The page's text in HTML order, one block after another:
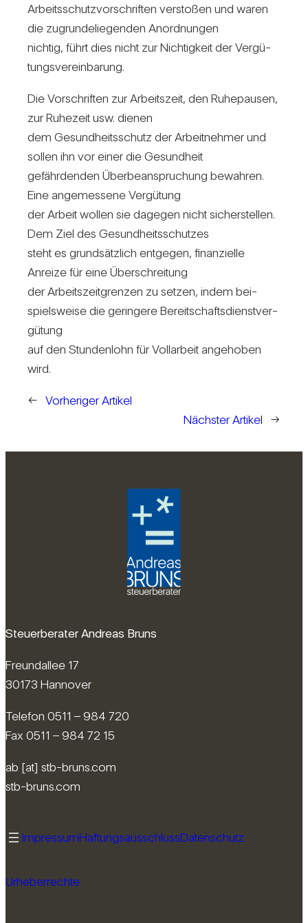
Arbeits­schutz­vor­schriften ver­stoßen und waren
die zugrun­de­lie­genden Anord­nungen
nichtig, führt dies nicht zur Nich­tig­keit der Ver­gü­
tungs­ver­ein­ba­rung.
Die Vor­schriften zur Arbeits­zeit, den Ruhe­pausen,
zur Ruhe­zeit usw. dienen
dem Gesund­heits­schutz der Arbeit­nehmer und
sollen ihn vor einer die Gesund­heit
gefähr­denden Über­be­an­spru­chung bewahren.
Eine ange­mes­sene Ver­gü­tung
der Arbeit wollen sie dagegen nicht sicher­stellen.
Dem Ziel des Gesund­heits­schutzes
steht es grund­sätz­lich ent­gegen, finan­zi­elle
Anreize für eine Über­schrei­tung
der Arbeits­zeit­grenzen zu setzen, indem bei­
spiels­weise die gerin­gere Bereit­schafts­dienst­ver­
gü­tung
auf den Stun­den­lohn für Voll­ar­beit ange­hoben
wird.
← Vorheriger Artikel
Nächster Artikel
→
Steuerberater Andreas Bruns
Freundallee 17
30173 Hannover
Telefon 0511 – 984 720
Fax 0511 – 984 72 15
ab [at] stb-bruns.com
stb-bruns.com
ImpressumHaftungsausschlussDatenschutz
Urheberrechte